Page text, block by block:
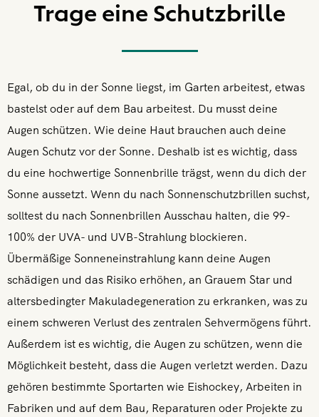
Trage eine Schutzbrille
Egal, ob du in der Sonne liegst, im Garten arbeitest, etwas
bastelst oder auf dem Bau arbeitest. Du musst deine
Augen schützen. Wie deine Haut brauchen auch deine
Augen Schutz vor der Sonne. Deshalb ist es wichtig, dass
du eine hochwertige Sonnenbrille trägst, wenn du dich der
Sonne aussetzt. Wenn du nach Sonnenschutzbrillen suchst,
solltest du nach Sonnenbrillen Ausschau halten, die 99-
100% der UVA- und UVB-Strahlung blockieren.
Übermäßige Sonneneinstrahlung kann deine Augen
schädigen und das Risiko erhöhen, an Grauem Star und
altersbedingter Makuladegeneration zu erkranken, was zu
einem schweren Verlust des zentralen Sehvermögens führt.
Außerdem ist es wichtig, die Augen zu schützen, wenn die
Möglichkeit besteht, dass die Augen verletzt werden. Dazu
gehören bestimmte Sportarten wie Eishockey, Arbeiten in
Fabriken und auf dem Bau, Reparaturen oder Projekte zu